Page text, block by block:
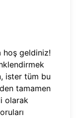
hoş geldiniz!
ister tüm bu
tamamen
olarak